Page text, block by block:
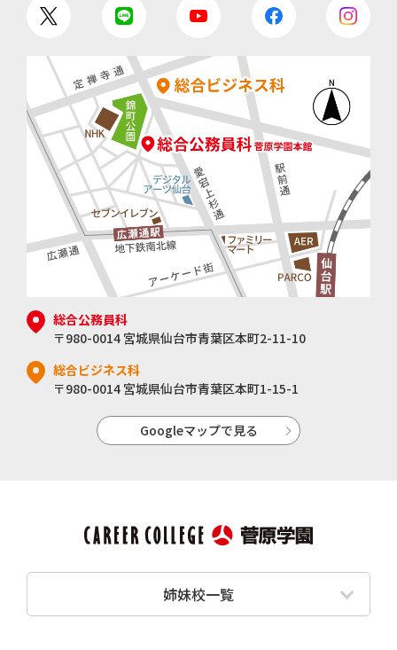
総合公務員科
〒980-0014 宮城県仙台市青葉区本町2-11-10
総合ビジネス科
〒980-0014 宮城県仙台市青葉区本町1-15-1
Googleマップで見る
姉妹校一覧